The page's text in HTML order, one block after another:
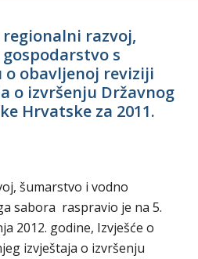
regionalni razvoj,
s
o obavljenoj reviziji
o izvršenju Državnog
Hrvatske za 2011.
šumarstvo i vodno
sabora raspravio je na 5.
2012. godine, Izvješće o
izvještaja o izvršenju